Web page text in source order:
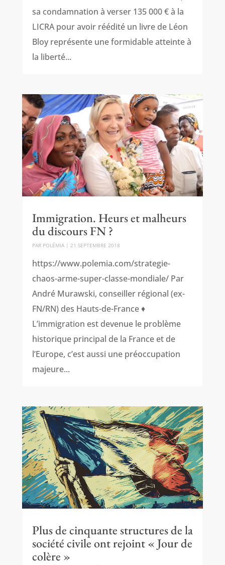
sa condamnation à verser 135 000 € à la
LICRA pour avoir réédité un livre de Léon
Bloy représente une formidable atteinte à
la liberté...
Immigration. Heurs et malheurs
du discours FN ?
PAR POLÉMIA| 21 SEPTEMBRE 2018
https://www.polemia.com/strategie-
chaos-arme-super-classe-mondiale/ Par
André Murawski, conseiller régional (ex-
FN/RN) des Hauts-de-France ♦
L’immigration est devenue le problème
historique principal de la France et de
l’Europe, c’est aussi une préoccupation
majeure...
Plus de cinquante structures de la
société civile ont rejoint « Jour de
colère »